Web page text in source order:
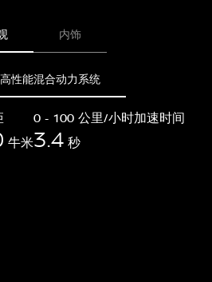
内饰
性能混合动力系统
牛米
0 - 100 公里/小时加速时间
3.4 秒